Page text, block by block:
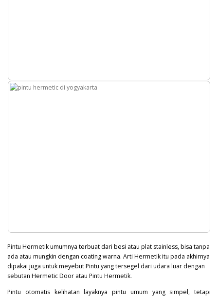
Pintu Hermetik umumnya terbuat dari besi atau plat stainless, bisa tanpa
ada atau mungkin dengan coating warna. Arti Hermetik itu pada akhirnya
dipakai juga untuk meyebut Pintu yang tersegel dari udara luar dengan
sebutan Hermetic Door atau Pintu Hermetik.
Pintu otomatis kelihatan layaknya pintu umum yang simpel, tetapi